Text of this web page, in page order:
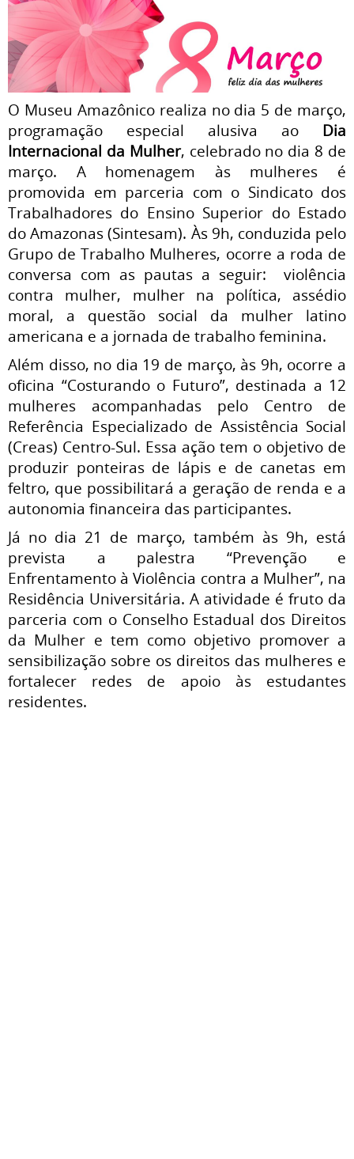
O Museu Amazônico realiza no dia 5 de março,
programação especial alusiva ao Dia
Internacional da Mulher, celebrado no dia 8 de
março. A homenagem às mulheres é
promovida em parceria com o Sindicato dos
Trabalhadores do Ensino Superior do Estado
do Amazonas (Sintesam). Às 9h, conduzida pelo
Grupo de Trabalho Mulheres, ocorre a roda de
conversa com as pautas a seguir: violência
contra mulher, mulher na política, assédio
moral, a questão social da mulher latino
americana e a jornada de trabalho feminina.
Além disso, no dia 19 de março, às 9h, ocorre a
oficina “Costurando o Futuro”, destinada a 12
mulheres acompanhadas pelo Centro de
Referência Especializado de Assistência Social
(Creas) Centro-Sul. Essa ação tem o objetivo de
produzir ponteiras de lápis e de canetas em
feltro, que possibilitará a geração de renda e a
autonomia financeira das participantes.
Já no dia 21 de março, também às 9h, está
prevista a palestra “Prevenção e
Enfrentamento à Violência contra a Mulher”, na
Residência Universitária. A atividade é fruto da
parceria com o Conselho Estadual dos Direitos
da Mulher e tem como objetivo promover a
sensibilização sobre os direitos das mulheres e
fortalecer redes de apoio às estudantes
residentes.